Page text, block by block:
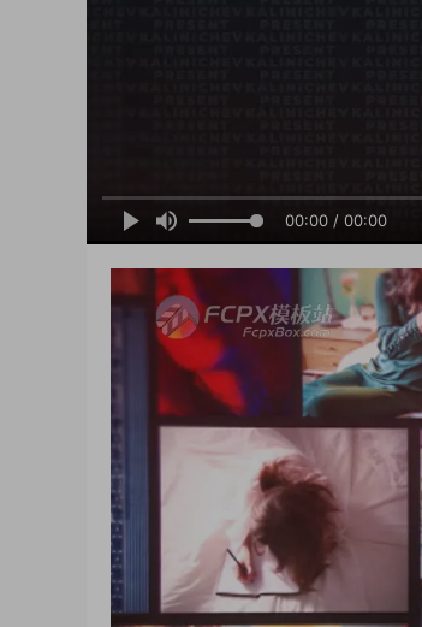
00:00 / 00:00